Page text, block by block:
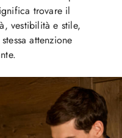
trovare il
vestibilità e stile,
attenzione